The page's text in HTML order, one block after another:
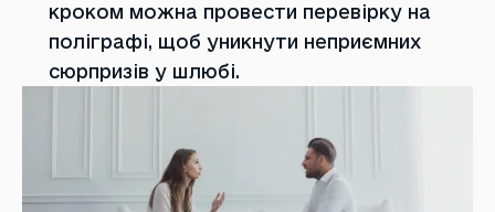
кроком можна провести перевірку на
поліграфі, щоб уникнути неприємних
сюрпризів у шлюбі.